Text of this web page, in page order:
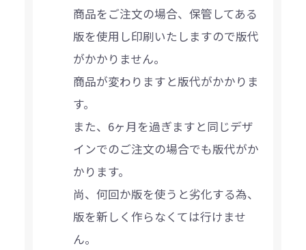
商品をご注文の場合、保管してある
版を使用し印刷いたしますので版代
がかかりません。
商品が変わりますと版代がかかりま
す。
また、6ヶ月を過ぎますと同じデザ
インでのご注文の場合でも版代がか
かります。
尚、何回か版を使うと劣化する為、
版を新しく作らなくては行けませ
ん。